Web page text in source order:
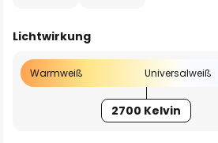
Lichtwirkung
Warmweiß Universalweiß
2700 Kelvin